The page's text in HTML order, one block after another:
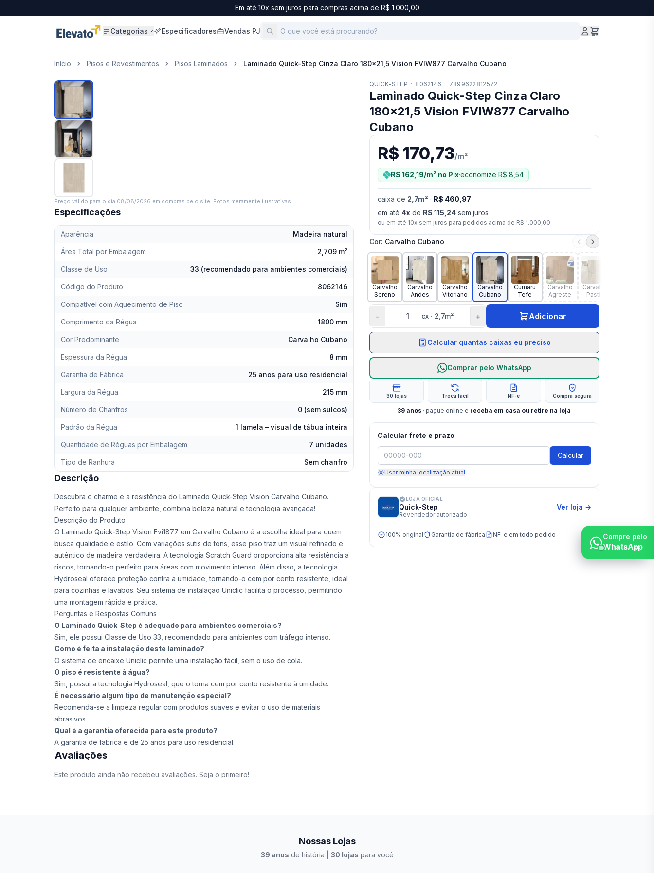
Em até 10x sem juros para compras acima de R$ 1.000,00
Categorias Especificadores Vendas PJ
Início Pisos e Revestimentos Pisos Laminados Laminado Quick-Step Cinza Claro 180x21,5 Vision FVIW877 Carvalho Cubano
Preço válido para o dia 08/08/2026 em compras pelo site. Fotos meramente ilustrativas.
Especificações
Aparência Madeira natural
Área Total por Embalagem 2,709 m²
Classe de Uso 33 (recomendado para ambientes comerciais)
Código do Produto 8062146
Compatível com Aquecimento de Piso Sim
Comprimento da Régua 1800 mm
Cor Predominante Carvalho Cubano
Espessura da Régua 8 mm
Garantia de Fábrica 25 anos para uso residencial
Largura da Régua 215 mm
Número de Chanfros 0 (sem sulcos)
Padrão da Régua 1 lamela – visual de tábua inteira
Quantidade de Réguas por Embalagem 7 unidades
Tipo de Ranhura Sem chanfro
Descrição
Descubra o charme e a resistência do Laminado Quick-Step Vision Carvalho Cubano.
Perfeito para qualquer ambiente, combina beleza natural e tecnologia avançada!
Descrição do Produto
O Laminado Quick-Step Vision Fvi1877 em Carvalho Cubano é a escolha ideal para quem
busca qualidade e estilo. Com variações sutis de tons, esse piso traz um visual refinado e
autêntico de madeira verdadeira. A tecnologia Scratch Guard proporciona alta resistência a
riscos, tornando-o perfeito para áreas com movimento intenso. Além disso, a tecnologia
Hydroseal oferece proteção contra a umidade, tornando-o cem por cento resistente, ideal
para cozinhas e lavabos. Seu sistema de instalação Uniclic facilita o processo, permitindo
uma montagem rápida e prática.
Perguntas e Respostas Comuns
O Laminado Quick-Step é adequado para ambientes comerciais?
Sim, ele possui Classe de Uso 33, recomendado para ambientes com tráfego intenso.
Como é feita a instalação deste laminado?
O sistema de encaixe Uniclic permite uma instalação fácil, sem o uso de cola.
O piso é resistente à água?
Sim, possui a tecnologia Hydroseal, que o torna cem por cento resistente à umidade.
É necessário algum tipo de manutenção especial?
Recomenda-se a limpeza regular com produtos suaves e evitar o uso de materiais
abrasivos.
Qual é a garantia oferecida para este produto?
A garantia de fábrica é de 25 anos para uso residencial.
Avaliações
Este produto ainda não recebeu avaliações. Seja o primeiro!
QUICK-STEP · 8062146 · 7899622812572
Laminado Quick-Step Cinza Claro
180x21,5 Vision FVIW877 Carvalho
Cubano
R$ 170,73/m²
R$ 162,19/m² no Pix·economize R$ 8,54
caixa de 2,7m² · R$ 460,97
em até 4x de R$ 115,24sem juros
ou em até 10x sem juros para pedidos acima de R$ 1.000,00
Cor: Carvalho Cubano
Carvalho
Sereno
Carvalho
Andes
Carvalho
Vitoriano
Carvalho
Cubano
Cumaru
Tefe
Carvalho
Agreste
Carvalho
Pastis
− cx· 2,7m² + Adicionar
Calcular quantas caixas eu preciso
Comprar pelo WhatsApp
30 lojas Troca fácil NF-e Compra segura
39 anos · pague online e receba em casa ou retire na loja
Calcular frete e prazo
Calcular
Usar minha localização atual
LOJA OFICIAL
Quick-Step
Revendedor autorizado
Ver loja →
100% original Garantia de fábrica NF-e em todo pedido
Nossas Lojas
39 anos de história | 30 lojas para você
Elevato Xangri-Lá
Compre pelo
WhatsApp